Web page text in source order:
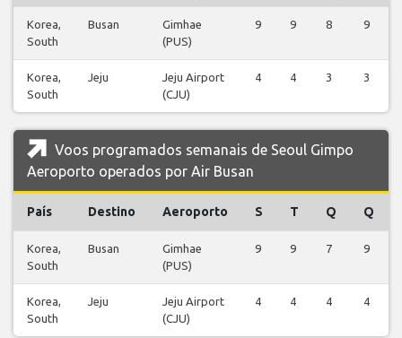
Korea,
South
Busan
Gimhae
(PUS)
9 9 8 9
Korea,
South
Jeju
Jeju Airport
(CJU)
4 4 3 3
Voos programados semanais de Seoul Gimpo
Aeroporto operados por Air Busan
País Destino Aeroporto S T Q Q
Korea,
South
Busan
Gimhae
(PUS)
9 9 7 9
Korea,
South
Jeju
Jeju Airport
(CJU)
4 4 4 4